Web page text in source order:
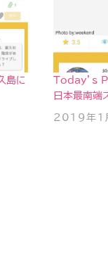
島に
Today’s
日本最南端
2019年1